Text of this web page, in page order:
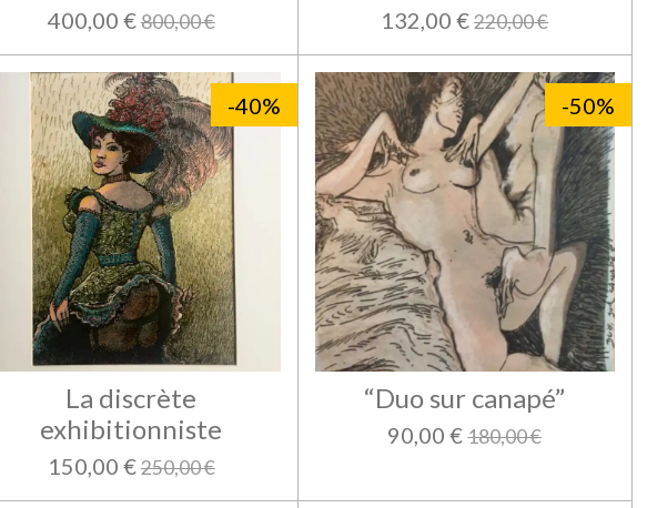
400,00 €800,00 € 132,00 € 220,00 €
-40%
La discrète
exhibitionniste
150,00 €250,00 €
-50%
“Duo sur canapé”
90,00 € 180,00 €